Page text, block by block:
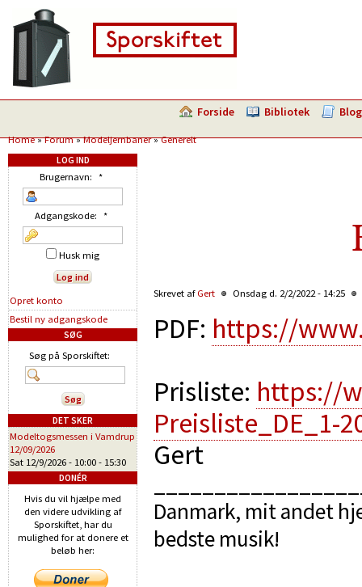
Forside Bibliotek Blog
Home»Forum»Modeljernbaner»Generelt
Skrevet af Gert Onsdag d. 2/2/2022 - 14:25
PDF: https://
Prisliste: https://
Preisliste_DE_1-
Gert
Danmark, mit andet
bedste musik!
LOG IND
Brugernavn: *
Adgangskode: *
Husk mig
Opret konto
Bestil ny adgangskode
SØG
Søg på Sporskiftet:
DET SKER
Modeltogsmessen i Vamdrup
12/09/2026
Sat 12/9/2026 - 10:00 - 15:30
DONÉR
Hvis du vil hjælpe med
den videre udvikling af
Sporskiftet, har du
mulighed for at donere et
beløb her: